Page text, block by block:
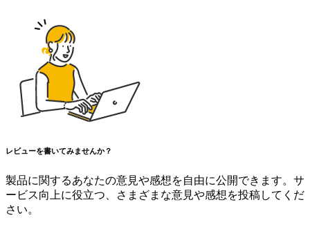
レビューを書いてみませんか？
製品に関するあなたの意見や感想を自由に公開できます。サ
ービス向上に役立つ、さまざまな意見や感想を投稿してくだ
さい。